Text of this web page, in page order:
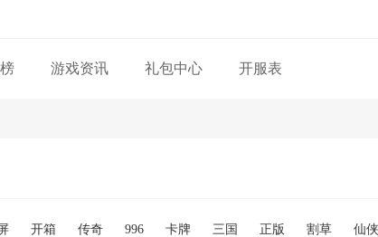
游戏资讯 礼包中心 开服表
开箱 传奇 996 卡牌 三国 正版 割草 仙侠